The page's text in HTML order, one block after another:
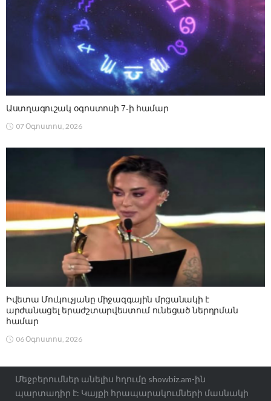
Աստղագուշակ օգոստոսի 7-ի համար
07 Օգոստոս, 2026
Իվետա Մուկուչյանը միջազգային մրցանակի է
արժանացել երաժշտարվեստում ունեցած ներդրման
համար
06 Օգոստոս, 2026
Մեջբերումներ անելիս հղումը showbiz.am-ին
պարտադիր է: Կայքի հրապարակումների մասնակի